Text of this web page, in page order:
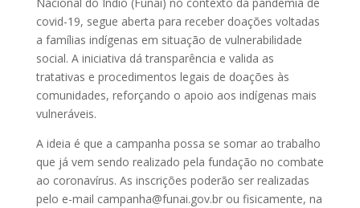
covid-19, segue aberta para receber doações voltadas
a famílias indígenas em situação de vulnerabilidade
social. A iniciativa dá transparência e valida as
tratativas e procedimentos legais de doações às
comunidades, reforçando o apoio aos indígenas mais
vulneráveis.
A ideia é que a campanha possa se somar ao trabalho
que já vem sendo realizado pela fundação no combate
ao coronavírus. As inscrições poderão ser realizadas
pelo e-mail campanha@funai.gov.br ou fisicamente, na